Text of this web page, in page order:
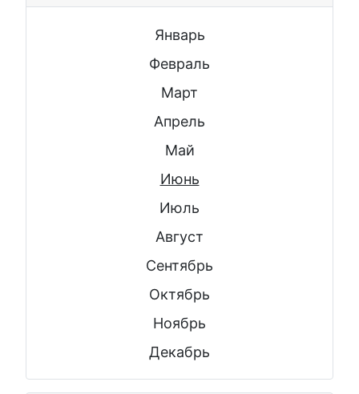
Январь
Февраль
Март
Апрель
Май
Июнь
Июль
Август
Сентябрь
Октябрь
Ноябрь
Декабрь